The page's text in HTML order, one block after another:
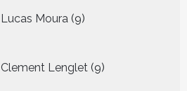
Lucas Moura 9
producten
Clement Lenglet 9
producten